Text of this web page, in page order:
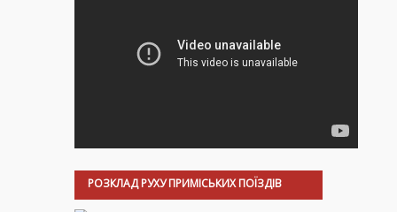
РОЗКЛАД РУХУ ПРИМІСЬКИХ ПОЇЗДІВ